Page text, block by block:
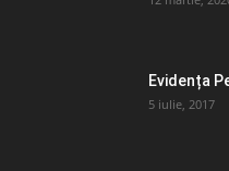
Evidența
5 iulie, 2017